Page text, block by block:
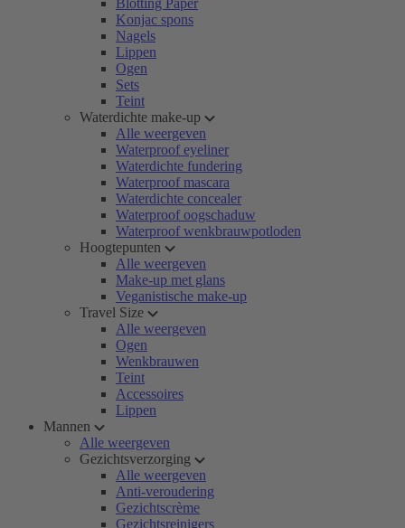
Blotting Paper
Konjac spons
Nagels
Lippen
Ogen
Sets
Teint
Waterdichte make-up
Alle weergeven
Waterproof eyeliner
Waterdichte fundering
Waterproof mascara
Waterdichte concealer
Waterproof oogschaduw
Waterproof wenkbrauwpotloden
Hoogtepunten
Alle weergeven
Make-up met glans
Veganistische make-up
Travel Size
Alle weergeven
Ogen
Wenkbrauwen
Teint
Accessoires
Lippen
Mannen
Alle weergeven
Gezichtsverzorging
Alle weergeven
Anti-veroudering
Gezichtscrème
Gezichtsreinigers